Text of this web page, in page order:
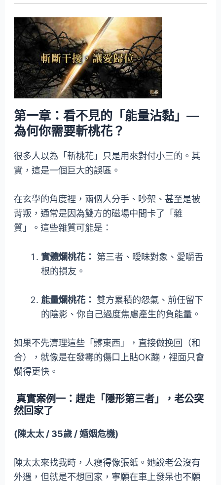
第一章：看不見的「能量沾黏」—
為何你需要斬桃花？
很多人以為「斬桃花」只是用來對付小三的。其
實，這是一個巨大的誤區。
在玄學的角度裡，兩個人分手、吵架、甚至是被
背叛，通常是因為雙方的磁場中間卡了「雜
質」。這些雜質可能是：
實體爛桃花： 第三者、曖昧對象、愛嚼舌
根的損友。
能量爛桃花： 雙方累積的怨氣、前任留下
的陰影、你自己過度焦慮產生的負能量。
如果不先清理這些「髒東西」，直接做挽回（和
合），就像是在發霉的傷口上貼OK蹦，裡面只會
爛得更快。
真實案例一：趕走「隱形第三者」，老公突
然回家了
(陳太太 / 35歲 / 婚姻危機)
陳太太來找我時，人瘦得像張紙。她說老公沒有
外遇，但就是不想回家，寧願在車上發呆也不願